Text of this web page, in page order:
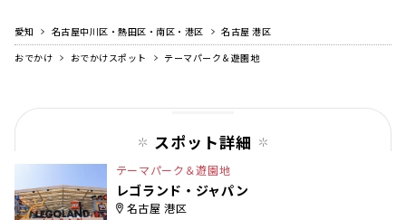
愛知 名古屋中川区・熱田区・南区・港区
名古屋 港区
おでかけ
おでかけスポット テーマパーク＆遊園地
スポット詳細
テーマパーク＆遊園地
レゴランド・ジャパン
名古屋 港区